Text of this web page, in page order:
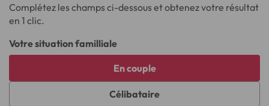
Complétez les champs ci-dessous et obtenez votre résultat
en 1 clic.
Votre situation familliale
En couple
Célibataire